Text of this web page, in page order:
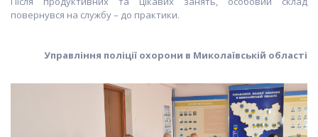
повернувся на службу – до практики.
Управління поліції охорони в Миколаївській області